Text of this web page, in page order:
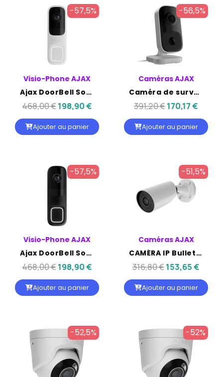
-57,5%
Visio-Phone AJAX
Ajax DoorBell Sonnette vidéo 4 MP avec IA intégrée - Blanche
468,00 € 198,90 €
Ajouter au panier
-56,5%
Caméras AJAX
Caméra de surveillance intérieure avec Wi-Fi, détecteur de mouvement PIR et IA intégrée - AJAX IndoorCam
391,20 €170,17 €
Ajouter au panier
-57,5%
Visio-Phone AJAX
Ajax DoorBell Sonnette vidéo 4 MP avec IA intégrée - NOIR
468,00 € 198,90 €
Ajouter au panier
-51,5%
Caméras AJAX
CAMÉRA IP Bullet - AJAX 8MP OBJ 2.8MM IR35M IP65
316,80 €153,65 €
Ajouter au panier
-52,5% -52%